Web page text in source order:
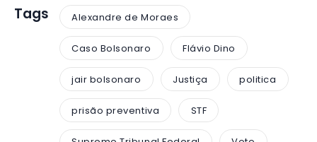
Tags Alexandre de Moraes
Caso Bolsonaro Flávio Dino
jair bolsonaro Justiça politica
prisão preventiva STF